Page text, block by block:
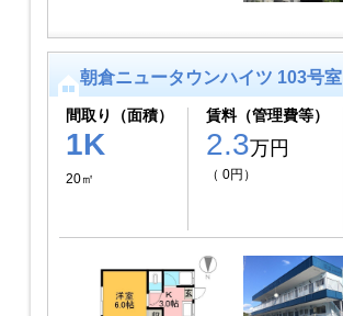
朝倉ニュータウンハイツ 103号室
間取り（面積）
1K
20㎡
賃料（管理費等）
2.3万円
（ 0円）